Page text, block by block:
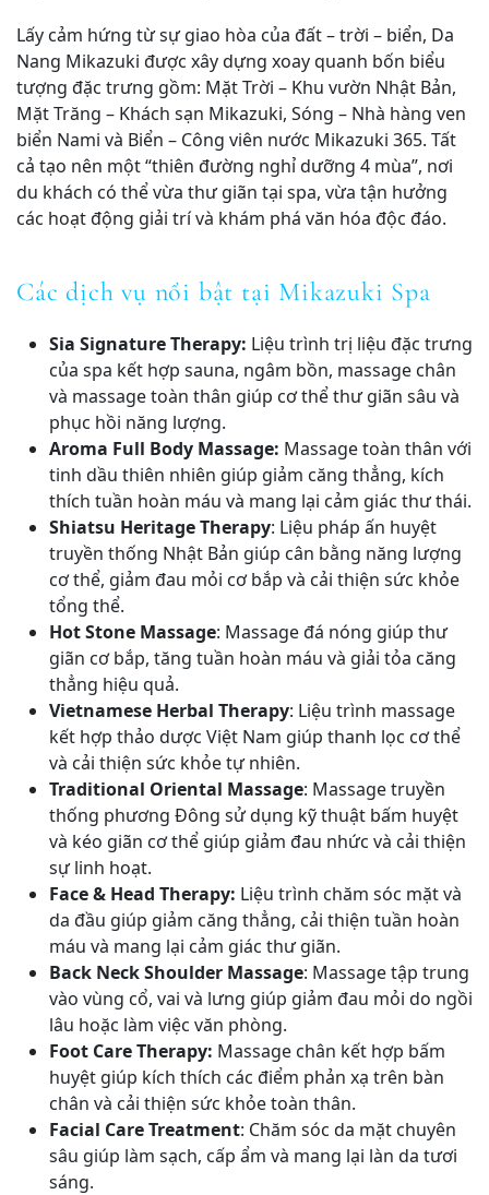
Lấy cảm hứng từ sự giao hòa của đất – trời – biển, Da
Nang Mikazuki được xây dựng xoay quanh bốn biểu
tượng đặc trưng gồm: Mặt Trời – Khu vườn Nhật Bản,
Mặt Trăng – Khách sạn Mikazuki, Sóng – Nhà hàng ven
biển Nami và Biển – Công viên nước Mikazuki 365. Tất
cả tạo nên một “thiên đường nghỉ dưỡng 4 mùa”, nơi
du khách có thể vừa thư giãn tại spa, vừa tận hưởng
các hoạt động giải trí và khám phá văn hóa độc đáo.
Các dịch vụ nổi bật tại Mikazuki Spa
Sia Signature Therapy: Liệu trình trị liệu đặc trưng
của spa kết hợp sauna, ngâm bồn, massage chân
và massage toàn thân giúp cơ thể thư giãn sâu và
phục hồi năng lượng.
Aroma Full Body Massage: Massage toàn thân với
tinh dầu thiên nhiên giúp giảm căng thẳng, kích
thích tuần hoàn máu và mang lại cảm giác thư thái.
Shiatsu Heritage Therapy: Liệu pháp ấn huyệt
truyền thống Nhật Bản giúp cân bằng năng lượng
cơ thể, giảm đau mỏi cơ bắp và cải thiện sức khỏe
tổng thể.
Hot Stone Massage: Massage đá nóng giúp thư
giãn cơ bắp, tăng tuần hoàn máu và giải tỏa căng
thẳng hiệu quả.
Vietnamese Herbal Therapy: Liệu trình massage
kết hợp thảo dược Việt Nam giúp thanh lọc cơ thể
và cải thiện sức khỏe tự nhiên.
Traditional Oriental Massage: Massage truyền
thống phương Đông sử dụng kỹ thuật bấm huyệt
và kéo giãn cơ thể giúp giảm đau nhức và cải thiện
sự linh hoạt.
Face & Head Therapy: Liệu trình chăm sóc mặt và
da đầu giúp giảm căng thẳng, cải thiện tuần hoàn
máu và mang lại cảm giác thư giãn.
Back Neck Shoulder Massage: Massage tập trung
vào vùng cổ, vai và lưng giúp giảm đau mỏi do ngồi
lâu hoặc làm việc văn phòng.
Foot Care Therapy: Massage chân kết hợp bấm
huyệt giúp kích thích các điểm phản xạ trên bàn
chân và cải thiện sức khỏe toàn thân.
Facial Care Treatment: Chăm sóc da mặt chuyên
sâu giúp làm sạch, cấp ẩm và mang lại làn da tươi
sáng.